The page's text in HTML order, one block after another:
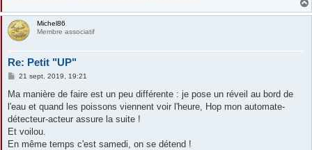
Michel86
Membre associatif
Re: Petit "UP"
M
s
a
g
21 sept. 2019, 19:21
Ma manière de faire est un peu différente : je pose un réveil au bord de
l'eau et quand les poissons viennent voir l'heure, Hop mon automate-
détecteur-acteur assure la suite !
Et voilou.
En même temps c'est samedi, on se détend !